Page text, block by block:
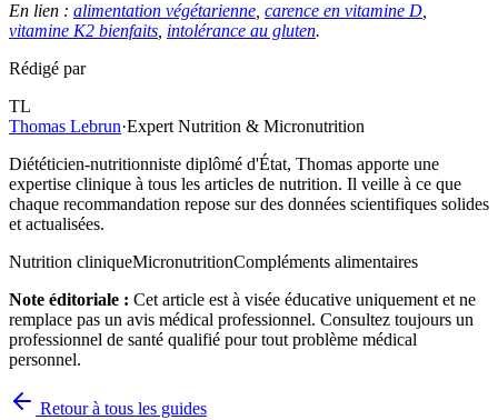
En lien : alimentation végétarienne, carence en vitamine D,
vitamine K2 bienfaits, intolérance au gluten.
Rédigé par
TL
Thomas Lebrun·Expert Nutrition & Micronutrition
Diététicien-nutritionniste diplômé d'État, Thomas apporte une
expertise clinique à tous les articles de nutrition. Il veille à ce que
chaque recommandation repose sur des données scientifiques solides
et actualisées.
Nutrition cliniqueMicronutritionCompléments alimentaires
Note éditoriale : Cet article est à visée éducative uniquement et ne
remplace pas un avis médical professionnel. Consultez toujours un
professionnel de santé qualifié pour tout problème médical
personnel.
Retour à tous les guides